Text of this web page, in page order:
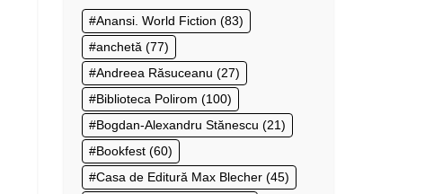
Anansi. World Fiction (83)
anchetă (77)
Andreea Răsuceanu (27)
Biblioteca Polirom (100)
Bogdan-Alexandru Stănescu (21)
Bookfest (60)
Casa de Editură Max Blecher (45)